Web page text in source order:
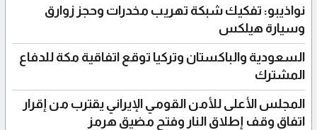
نواذيبو: تفكيك شبكة تهريب مخدرات وحجز زوارق
وسيارة هيلكس
السعودية والباكستان وتركيا توقع اتفاقية مكة للدفاع
المشترك
المجلس الأعلى للأمن القومي الإيراني يقترب من إقرار
اتفاق وقف إطلاق النار وفتح مضيق هرمز